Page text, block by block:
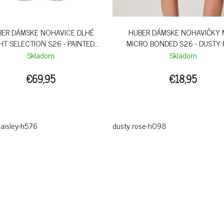
DÁMSKE NOHAVICE DLHÉ
SELECTION S26 - PAINTED
PAISLEY
Skladom
€69,95
h576
HUBER DÁMSKE NOHAVIČKY
MICRO BONDED S26 - DUSTY
Skladom
€18,95
dusty rose-h098